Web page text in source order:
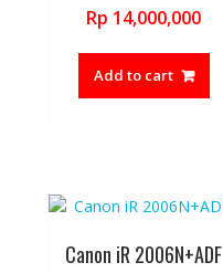
Rp 14,000,000
Add to cart
Canon iR 2006N+ADF